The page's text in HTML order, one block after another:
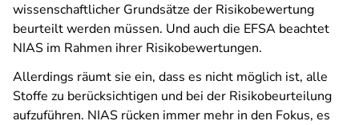
wissenschaftlicher Grundsätze der Risikobewertung
beurteilt werden müssen. Und auch die EFSA beachtet
NIAS im Rahmen ihrer Risikobewertungen.
Allerdings räumt sie ein, dass es nicht möglich ist, alle
Stoffe zu berücksichtigen und bei der Risikobeurteilung
aufzuführen. NIAS rücken immer mehr in den Fokus, es